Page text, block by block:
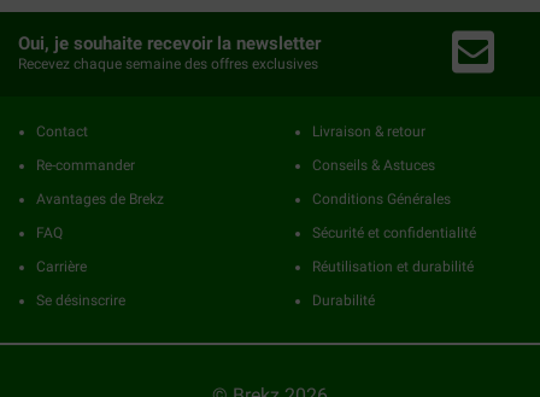
Oui, je souhaite recevoir la newsletter
Recevez chaque semaine des offres exclusives
Contact
Re-commander
Avantages de Brekz
FAQ
Carrière
Se désinscrire
Livraison & retour
Conseils & Astuces
Conditions Générales
Sécurité et confidentialité
Réutilisation et durabilité
Durabilité